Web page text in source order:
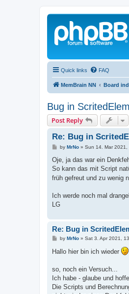
Quick links FAQ
MemBrain NN Board
Bug in
Post Reply
Re: Bug in
P
s
t
by MrNo» Sun 14. Mar 2021,
Oje, ja das war ein
So kann das mit Script
früh gefreut und zu wenig
Ich werde noch mal
LG
Re: Bug in
P
s
t
by MrNo» Sat 3. Apr 2021,
Hallo hier bin ich wieder
so, noch ein Versuch...
Ich habe - glaube und
Die Scripts und